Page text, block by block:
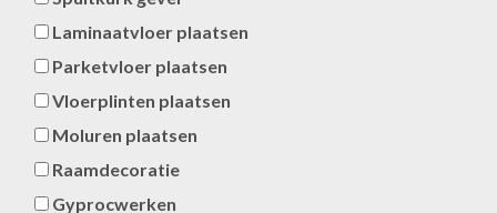
Laminaatvloer plaatsen
Parketvloer plaatsen
Vloerplinten plaatsen
Moluren plaatsen
Raamdecoratie
Gyprocwerken